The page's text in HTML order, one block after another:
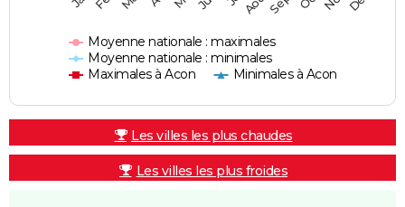
Moyenne nationale : maximales
Moyenne nationale : minimales
Maximales à Acon
Minimales à Acon
Les villes les plus chaudes
Les villes les plus froides